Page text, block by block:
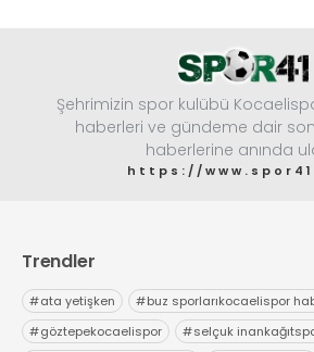
Şehrimizin spor kulübü
haberleri ve gündeme dair
haberlerine anında
https://
Trendler
#ata yetişken #buz sporlarıkocaelispor
#göztepekocaelispor #selçuk